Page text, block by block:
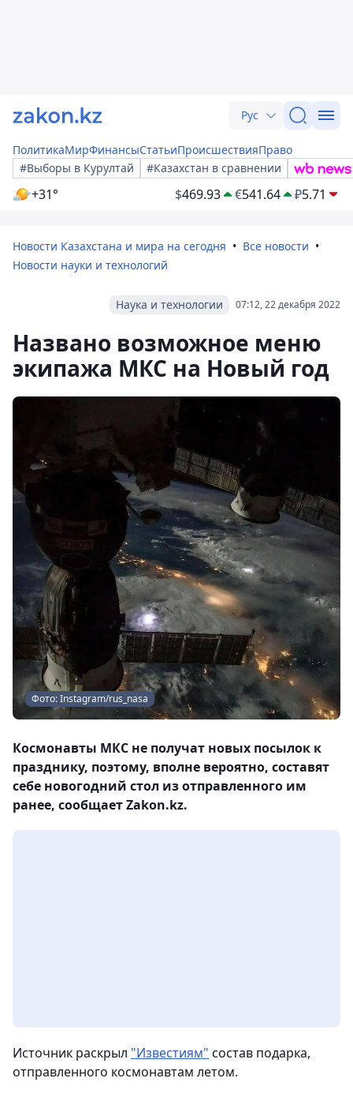
Рус
ПолитикаМирФинансыСтатьиПроисшествияПраво
#Выборы в Курултай
#Казахстан в сравнении
+31° $469.93 €541.64 ₽5.71
Новости Казахстана и мира на сегодня
Все новости
Новости науки и технологий
07:12, 22 декабря 2022
Наука и технологии
Названо возможное меню
экипажа МКС на Новый год
Фото: Instagram/rus_nasa
Космонавты МКС не получат новых посылок к
празднику, поэтому, вполне вероятно, составят
себе новогодний стол из отправленного им
ранее, сообщает Zakon.kz.
Источник раскрыл "Известиям" состав подарка,
отправленного космонавтам летом.